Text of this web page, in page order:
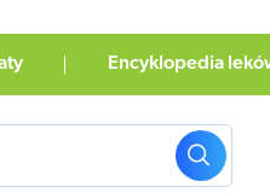
Encyklopedia